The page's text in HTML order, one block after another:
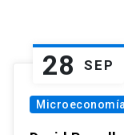
28 SEP